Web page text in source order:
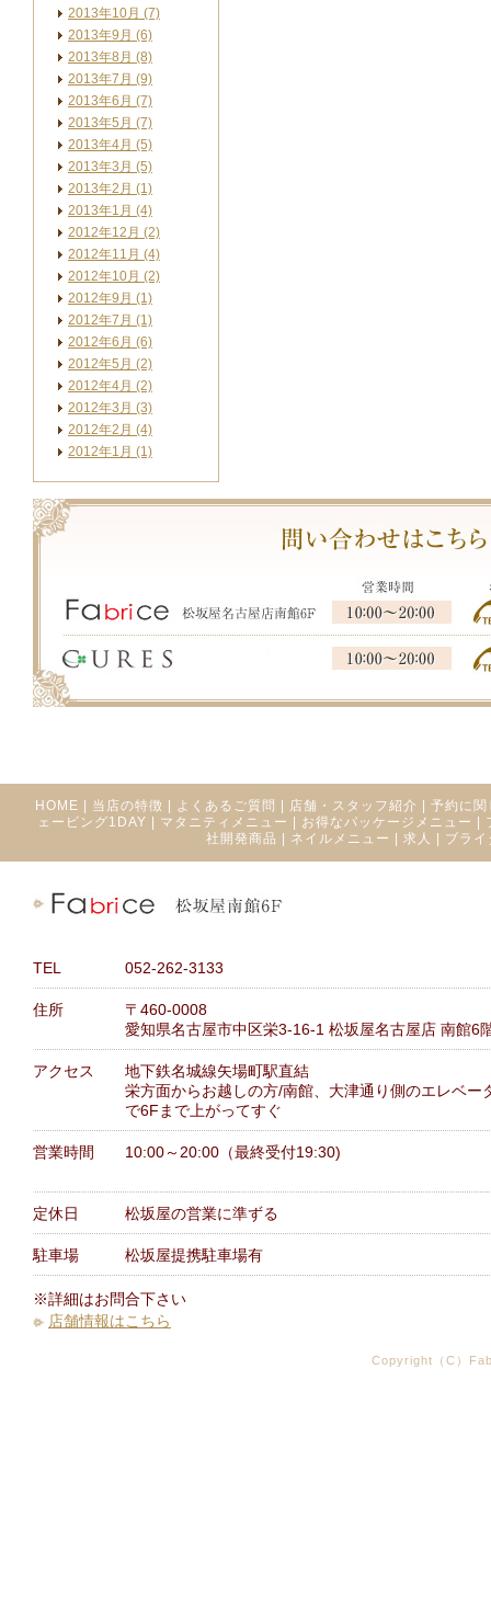
2013年10月 (7)
2013年9月 (6)
2013年8月 (8)
2013年7月 (9)
2013年6月 (7)
2013年5月 (7)
2013年4月 (5)
2013年3月 (5)
2013年2月 (1)
2013年1月 (4)
2012年12月 (2)
2012年11月 (4)
2012年10月 (2)
2012年9月 (1)
2012年7月 (1)
2012年6月 (6)
2012年5月 (2)
2012年4月 (2)
2012年3月 (3)
2012年2月 (4)
2012年1月 (1)
HOME 当店の特徴 よくあるご質問 店舗・スタッフ紹介
予約に関
ェービング1DAY
マタニティメニュー お得なパッケージメニュー
社開発商品
ネイルメニュー 求人 ブラ
TEL 052-262-3133
住所
〒460-0008
愛知県名古屋市中区栄3-16-1 松坂屋名古屋店 南館6
アクセス
地下鉄名城線矢場町駅直結
栄方面からお越しの方/南館、大津通り側のエレベー
で6Fまで上がってすぐ
営業時間 10:00～20:00（最終受付19:30)
定休日 松坂屋の営業に準ずる
駐車場 松坂屋提携駐車場有
※詳細はお問合下さい
店舗情報はこちら
Copyright（C）